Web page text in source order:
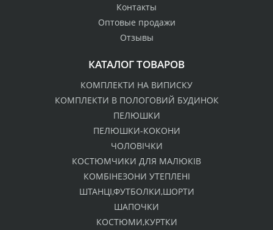
Контакты
Оптовые продажи
Отзывы
КАТАЛОГ ТОВАРОВ
КОМПЛЕКТИ НА ВИПИСКУ
КОМПЛЕКТИ В ПОЛОГОВИЙ БУДИНОК
ПЕЛЮШКИ
ПЕЛЮШКИ-КОКОНИ
ЧОЛОВІЧКИ
КОСТЮМЧИКИ ДЛЯ МАЛЮКІВ
КОМБІНЕЗОНИ УТЕПЛЕНІ
ШТАНЦІ,ФУТБОЛКИ,ШОРТИ
ШАПОЧКИ
КОСТЮМИ,КУРТКИ